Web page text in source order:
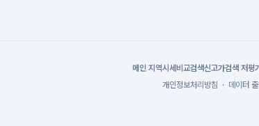
메인 지역시세 비교검색신고가검색 저평
개인정보처리방침 · 데이터